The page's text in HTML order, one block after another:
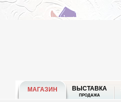
МАГАЗИН ВЫСТАВКА
ПРОДАЖА